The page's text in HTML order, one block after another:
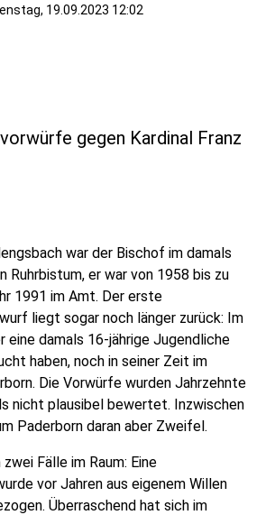
19.09.2023 12:02
gegen Kardinal Franz
war der Bischof im damals
Ruhrbistum, er war von 1958 bis zu
1991 im Amt. Der erste
liegt sogar noch länger zurück: Im
eine damals 16-jährige Jugendliche
haben, noch in seiner Zeit im
Die Vorwürfe wurden Jahrzehnte
nicht plausibel bewertet. Inzwischen
Paderborn daran aber Zweifel.
Fälle im Raum: Eine
vor Jahren aus eigenem Willen
Überraschend hat sich im